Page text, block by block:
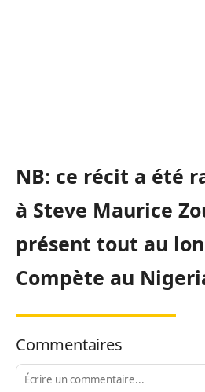
NB: ce récit a été
à Steve Maurice
présent tout au
Compète au
Commentaires